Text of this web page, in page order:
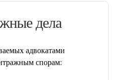
дела
адвокатами
спорам: